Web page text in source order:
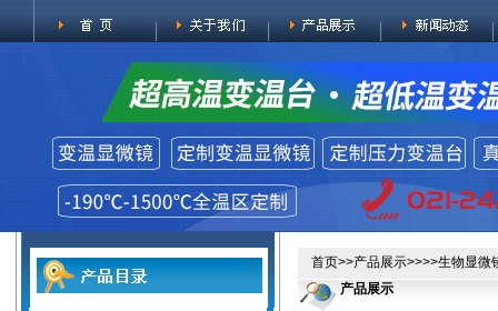
首页>>产品展示>>>>生物显微
产品展示